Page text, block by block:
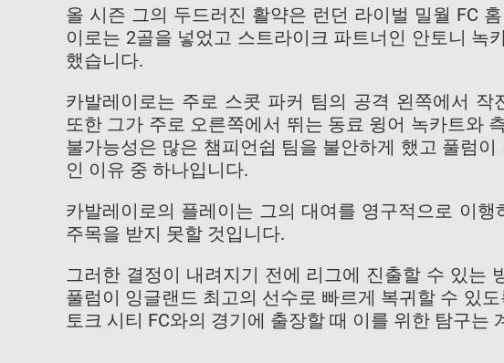
올 시즌 그의 두드러진 활약은 런던 라이벌 밀월 FC
이로는 2골을 넣었고 스트라이크 파트너인 안토니 녹
했습니다.
카발레이로는 주로 스콧 파커 팀의 공격 왼쪽에서 작
또한 그가 주로 오른쪽에서 뛰는 동료 윙어 녹카트와
불가능성은 많은 챔피언쉽 팀을 불안하게 했고 풀럼
인 이유 중 하나입니다.
카발레이로의 플레이는 그의 대여를 영구적으로 이
주목을 받지 못할 것입니다.
그러한 결정이 내려지기 전에 리그에 진출할 수 있는
풀럼이 잉글랜드 최고의 선수로 빠르게 복귀할 수 있
토크 시티 FC와의 경기에 출장할 때 이를 위한 탐구는